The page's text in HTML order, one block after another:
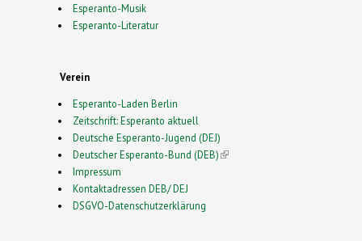
Esperanto-Musik
Esperanto-Literatur
Verein
Esperanto-Laden Berlin
Zeitschrift: Esperanto aktuell
Deutsche Esperanto-Jugend (DEJ)
Deutscher Esperanto-Bund (DEB)(link is external)
Impressum
Kontaktadressen DEB/ DEJ
DSGVO-Datenschutzerklärung